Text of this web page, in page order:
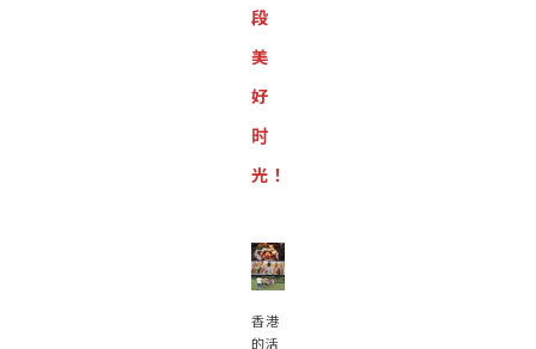
段
美
好
时
光！
香港
的活